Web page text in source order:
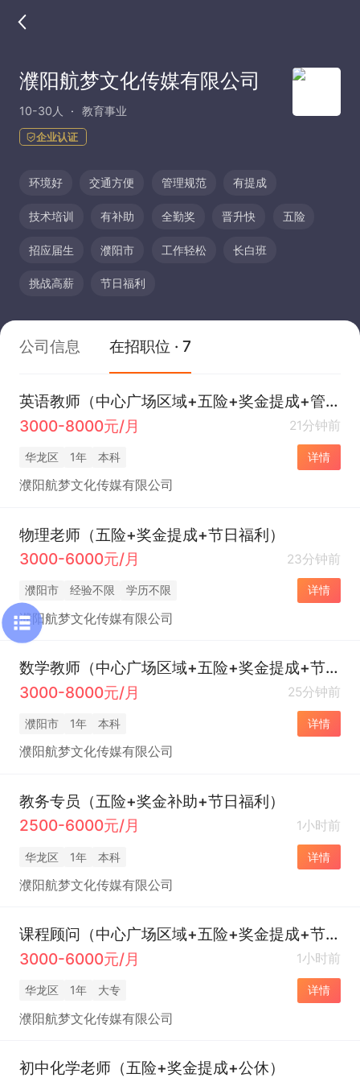
濮阳航梦文化传媒有限公司
10-30人 教育事业
企业认证
环境好 交通方便 管理规范 有提成
技术培训 有补助 全勤奖 晋升快 五险
招应届生 濮阳市 工作轻松 长白班
挑战高薪 节日福利
公司信息 在招职位 · 7
英语教师（中心广场区域+五险+奖金提成+管理规范）
3000-8000元/月
21分钟前
华龙区 1年 本科 详情
濮阳航梦文化传媒有限公司
物理老师（五险+奖金提成+节日福利）
3000-6000元/月
23分钟前
濮阳市 经验不限 学历不限 详情
濮阳航梦文化传媒有限公司
数学教师（中心广场区域+五险+奖金提成+节日福利+公休）
3000-8000元/月
25分钟前
濮阳市 1年 本科 详情
濮阳航梦文化传媒有限公司
教务专员（五险+奖金补助+节日福利）
2500-6000元/月
1小时前
华龙区 1年 本科 详情
濮阳航梦文化传媒有限公司
课程顾问（中心广场区域+五险+奖金提成+节日福利）
3000-6000元/月
1小时前
华龙区 1年 大专 详情
濮阳航梦文化传媒有限公司
初中化学老师（五险+奖金提成+公休）